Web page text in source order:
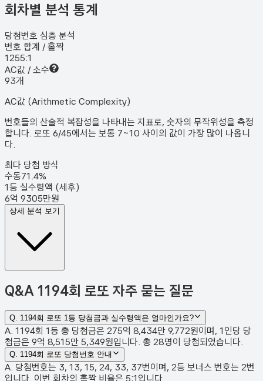
회차별 분석 통계
당첨번호 심층 분석
번호 합계 / 홀짝
1255:1
AC값 / 소수
93개
AC값 (Arithmetic Complexity)
번호들의 산술적 복잡성을 나타내는 지표로, 숫자의 무작위성을 측정
합니다. 로또 6/45에서는 보통 7~10 사이의 값이 가장 많이 나옵니
다.
최다 당첨 방식
수동71.4%
1등 실수령액 (세후)
6억 9305만원
상세 분석 보기
Q&A 1194회 로또 자주 묻는 질문
Q. 1194회 로또 1등 당첨금과 실수령액은 얼마인가요?
A. 1194회 1등 총 당첨금은 275억 8,434만 9,772원이며, 1인당 당
첨금은 9억 8,515만 5,349원입니다. 총 28명이 당첨되었습니다.
Q. 1194회 로또 당첨번호 안내
A. 당첨번호는 3, 13, 15, 24, 33, 37번이며, 2등 보너스 번호는 2번
입니다. 이번 회차의 홀짝 비율은 5:1입니다.